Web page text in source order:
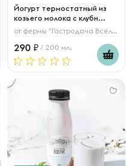
Йогурт термостатный из
козьего молока с клубн...
от фермы "Гастродача Вселуг"
290 / 200 мл.